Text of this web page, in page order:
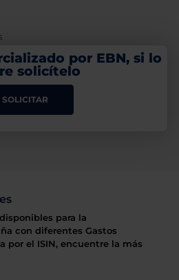
por EBN, si lo
solicítelo
SOLICITAR
para la
con diferentes Gastos
por el ISIN, encuentre la más